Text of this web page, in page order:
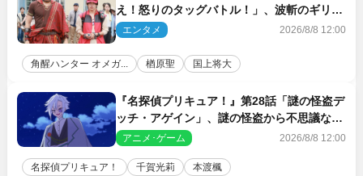
え！怒りのタッグバトル！」、波斬のギリコ
がハンターバトルを挑んできた！
エンタメ 2026/8/8 12:00
角醒ハンター オメガ... 楢原聖 国上将大
『名探偵プリキュア！』第28話「謎の怪盗デ
ッチ・アゲイン」、謎の怪盗から不思議な予
告状が届く
アニメ･ゲーム 2026/8/8 12:00
名探偵プリキュア！ 千賀光莉 本渡楓